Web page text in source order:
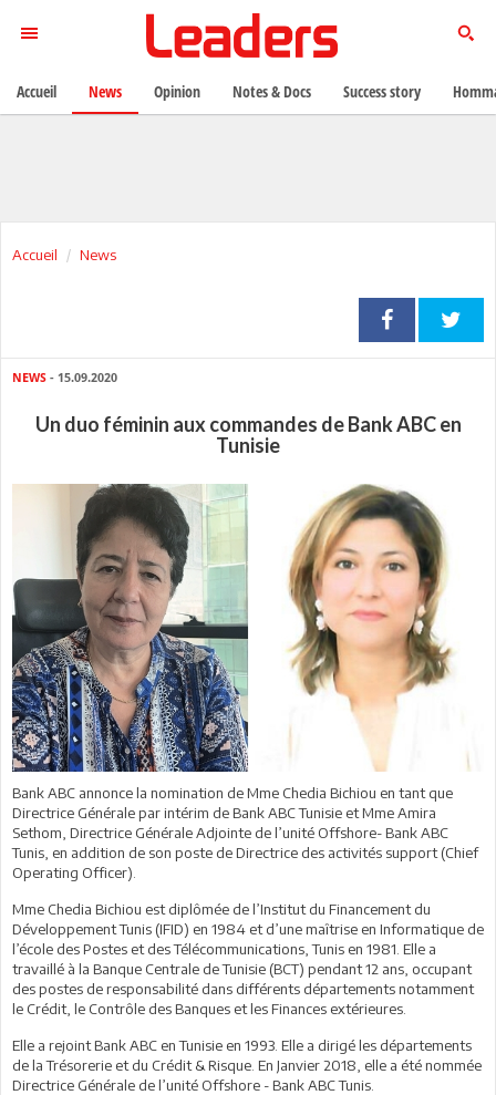
Accueil News
NEWS - 15.09.2020
Un duo féminin aux commandes de Bank ABC en
Tunisie
Bank ABC annonce la nomination de Mme Chedia Bichiou en tant que
Directrice Générale par intérim de Bank ABC Tunisie et Mme Amira
Sethom, Directrice Générale Adjointe de l’unité Offshore- Bank ABC
Tunis, en addition de son poste de Directrice des activités support (Chief
Operating Officer).
Mme Chedia Bichiou est diplômée de l’Institut du Financement du
Développement Tunis (IFID) en 1984 et d’une maîtrise en Informatique de
l’école des Postes et des Télécommunications, Tunis en 1981. Elle a
travaillé à la Banque Centrale de Tunisie (BCT) pendant 12 ans, occupant
des postes de responsabilité dans différents départements notamment
le Crédit, le Contrôle des Banques et les Finances extérieures.
Elle a rejoint Bank ABC en Tunisie en 1993. Elle a dirigé les départements
de la Trésorerie et du Crédit & Risque. En Janvier 2018, elle a été nommée
Directrice Générale de l’unité Offshore - Bank ABC Tunis.
Accueil News Opinion Notes & Docs Success story